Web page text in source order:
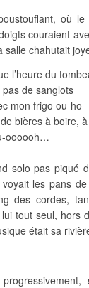
où
couraient
salle chahutait
l’heure du
de sanglots
mon frigo ou-ho
bières à boire,
oooooh…
solo pas piqué
les pans
des cordes,
tout seul, hors
était sa